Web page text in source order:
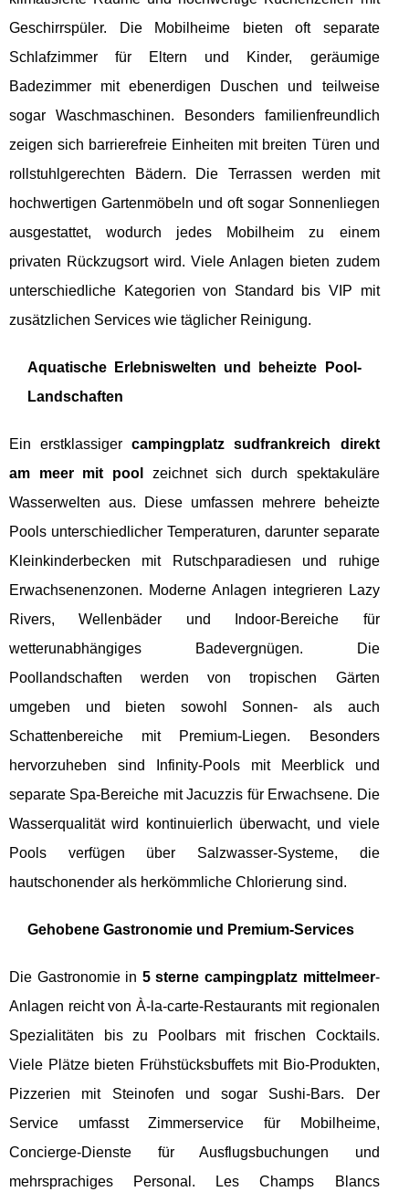
Geschirrspüler. Die Mobilheime bieten oft separate
Schlafzimmer für Eltern und Kinder, geräumige
Badezimmer mit ebenerdigen Duschen und teilweise
sogar Waschmaschinen. Besonders familienfreundlich
zeigen sich barrierefreie Einheiten mit breiten Türen und
rollstuhlgerechten Bädern. Die Terrassen werden mit
hochwertigen Gartenmöbeln und oft sogar Sonnenliegen
ausgestattet, wodurch jedes Mobilheim zu einem
privaten Rückzugsort wird. Viele Anlagen bieten zudem
unterschiedliche Kategorien von Standard bis VIP mit
zusätzlichen Services wie täglicher Reinigung.
Aquatische Erlebniswelten und beheizte Pool-
Landschaften
Ein erstklassigercampingplatz sudfrankreich direkt
am meer mit pool
zeichnet sich durch spektakuläre
Wasserwelten aus. Diese umfassen mehrere beheizte
Pools unterschiedlicher Temperaturen, darunter separate
Kleinkinderbecken mit Rutschparadiesen und ruhige
Erwachsenenzonen. Moderne Anlagen integrieren Lazy
Rivers, Wellenbäder und Indoor-Bereiche für
wetterunabhängiges Badevergnügen. Die
Poollandschaften werden von tropischen Gärten
umgeben und bieten sowohl Sonnen- als auch
Schattenbereiche mit Premium-Liegen. Besonders
hervorzuheben sind Infinity-Pools mit Meerblick und
separate Spa-Bereiche mit Jacuzzis für Erwachsene. Die
Wasserqualität wird kontinuierlich überwacht, und viele
Pools verfügen über Salzwasser-Systeme, die
hautschonender als herkömmliche Chlorierung sind.
Gehobene Gastronomie und Premium-Services
Die Gastronomie in 5 sterne campingplatz mittelmeer-
Anlagen reicht von À-la-carte-Restaurants mit regionalen
Spezialitäten bis zu Poolbars mit frischen Cocktails.
Viele Plätze bieten Frühstücksbuffets mit Bio-Produkten,
Pizzerien mit Steinofen und sogar Sushi-Bars. Der
Service umfasst Zimmerservice für Mobilheime,
Concierge-Dienste für Ausflugsbuchungen und
mehrsprachiges Personal. Les Champs Blancs